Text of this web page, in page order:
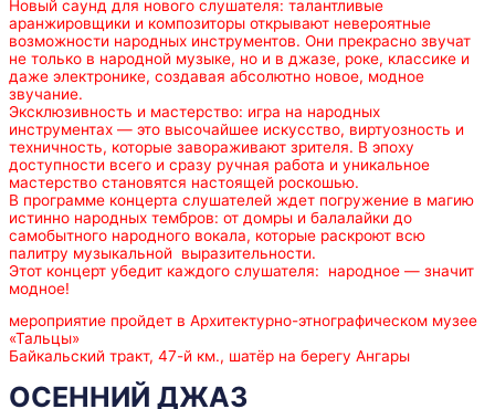
Новый саунд для нового слушателя: талантливые
аранжировщики и композиторы открывают невероятные
возможности народных инструментов. Они прекрасно звучат
не только в народной музыке, но и в джазе, роке, классике и
даже электронике, создавая абсолютно новое, модное
звучание.
Эксклюзивность и мастерство: игра на народных
инструментах — это высочайшее искусство, виртуозность и
техничность, которые завораживают зрителя. В эпоху
доступности всего и сразу ручная работа и уникальное
мастерство становятся настоящей роскошью.
В программе концерта слушателей ждет погружение в магию
истинно народных тембров: от домры и балалайки до
самобытного народного вокала, которые раскроют всю
палитру музыкальной выразительности.
Этот концерт убедит каждого слушателя: народное — значит
модное!
мероприятие пройдет в Архитектурно-этнографическом музее
«Тальцы»
Байкальский тракт, 47-й км., шатёр на берегу Ангары
ОСЕННИЙ ДЖАЗ